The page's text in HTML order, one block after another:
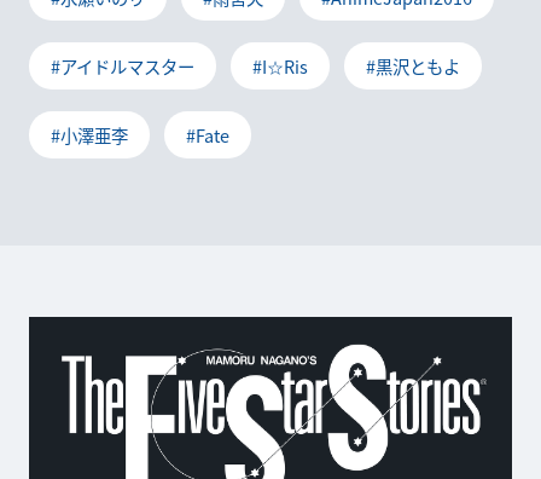
#アイドルマスター #I☆Ris #黒沢ともよ
#小澤亜李 #Fate